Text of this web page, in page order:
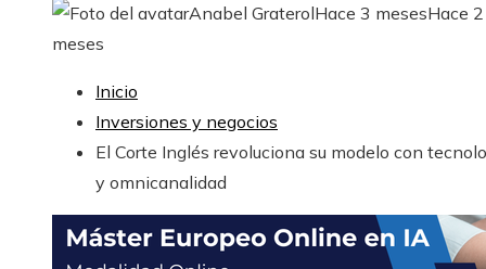
Anabel GraterolHace 3 mesesHace 2
meses
Inicio
Inversiones y negocios
El Corte Inglés revoluciona su modelo con
y omnicanalidad